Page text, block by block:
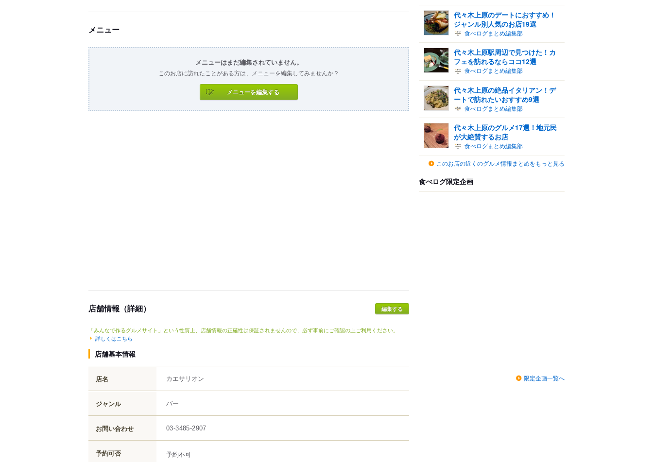
メニュー
メニューはまだ編集されていません。
このお店に訪れたことがある方は、メニューを編集してみませんか？
メニューを編集する
店舗情報（詳細）
「みんなで作るグルメサイト」という性質上、店舗情報の正確性は保証されませんので、必ず事前にご確認の上ご利用ください。
詳しくはこちら
店舗基本情報
店名 カエサリオン
ジャンル バー
お問い合わせ 03-3485-2907
予約可否 予約不可
代々木上原のデートにおすすめ！
ジャンル別人気のお店19選
食べログまとめ編集部
代々木上原駅周辺で見つけた！カ
フェを訪れるならココ12選
食べログまとめ編集部
代々木上原の絶品イタリアン！デ
ートで訪れたいおすすめ9選
食べログまとめ編集部
代々木上原のグルメ17選！地元民
が大絶賛するお店
食べログまとめ編集部
このお店の近くのグルメ情報まとめをもっと見る
食べログ限定企画
限定企画一覧へ